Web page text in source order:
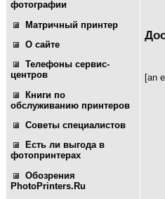
фотографии
Матричный принтер
О сайте
Телефоны сервис-
центров
Книги по
обслуживанию принтеров
Советы специалистов
Есть ли выгода в
фотопринтерах
Обозрения
PhotoPrinters.Ru
[an